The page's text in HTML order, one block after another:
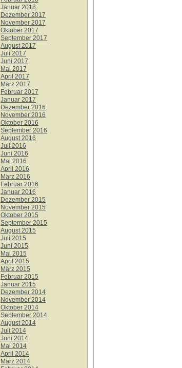
Januar 2018
Dezember 2017
November 2017
Oktober 2017
September 2017
August 2017
Juli 2017
Juni 2017
Mai 2017
April 2017
März 2017
Februar 2017
Januar 2017
Dezember 2016
November 2016
Oktober 2016
September 2016
August 2016
Juli 2016
Juni 2016
Mai 2016
April 2016
März 2016
Februar 2016
Januar 2016
Dezember 2015
November 2015
Oktober 2015
September 2015
August 2015
Juli 2015
Juni 2015
Mai 2015
April 2015
März 2015
Februar 2015
Januar 2015
Dezember 2014
November 2014
Oktober 2014
September 2014
August 2014
Juli 2014
Juni 2014
Mai 2014
April 2014
März 2014